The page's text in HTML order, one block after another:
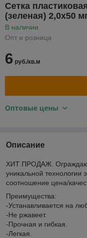
Сетка
(зеленая) 2,0х50
В наличии
Опт и розница
6 руб./кв.м
Оптовые цены
Описание
ХИТ ПРОДАЖ.
уникальной технологии
соотношение цена/
Преимущества:
-Устанавливается на
-Не ржавеет.
-Прочная и гибкая.
-Легкая.